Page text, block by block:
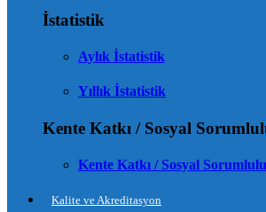
İstatistik
Aylık İstatistik
Yıllık İstatistik
Kente Katkı / Sosyal
Kente Katkı / Sosyal
Kalite ve Akreditasyon